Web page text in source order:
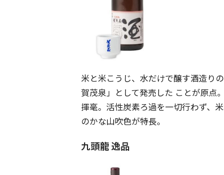
米と米こうじ、水だけで醸す酒造り
賀茂泉」として発売した ことが原点
揮毫。活性炭素ろ過を一切行わず、
のかな山吹色が特長。
九頭龍 逸品